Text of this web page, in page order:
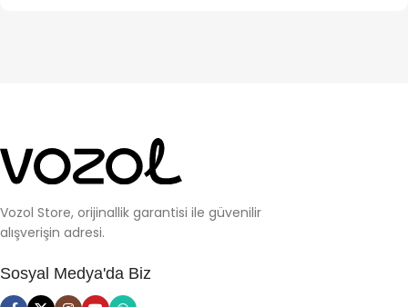
Vozol Store, orijinallik garantisi ile güvenilir
alışverişin adresi.
Sosyal Medya'da Biz